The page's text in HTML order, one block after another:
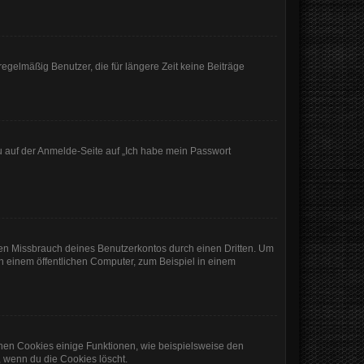
Benutzer, die für längere Zeit keine Beiträge
der Anmelde-Seite auf „Ich habe mein Passwort
Missbrauch deines Benutzerkontos durch einen Dritten. Um
öffentlichen Computer, zum Beispiel in einem
Cookies einige Funktionen, wie beispielsweise den
du die Cookies löscht.